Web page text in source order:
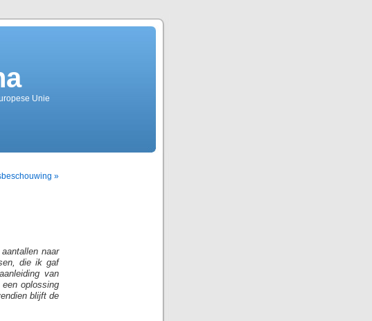
Unie
»
naar
die ik gaf
van
oplossing
blijft de